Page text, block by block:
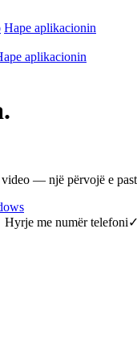
Hape aplikacionin
aplikacionin
— një përvojë e
me numër telefoni